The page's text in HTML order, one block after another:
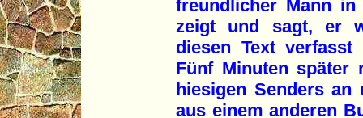
freundlicher Mann
zeigt und sagt, er
diesen Text
Fünf Minuten später
hiesigen Senders
aus einem anderen